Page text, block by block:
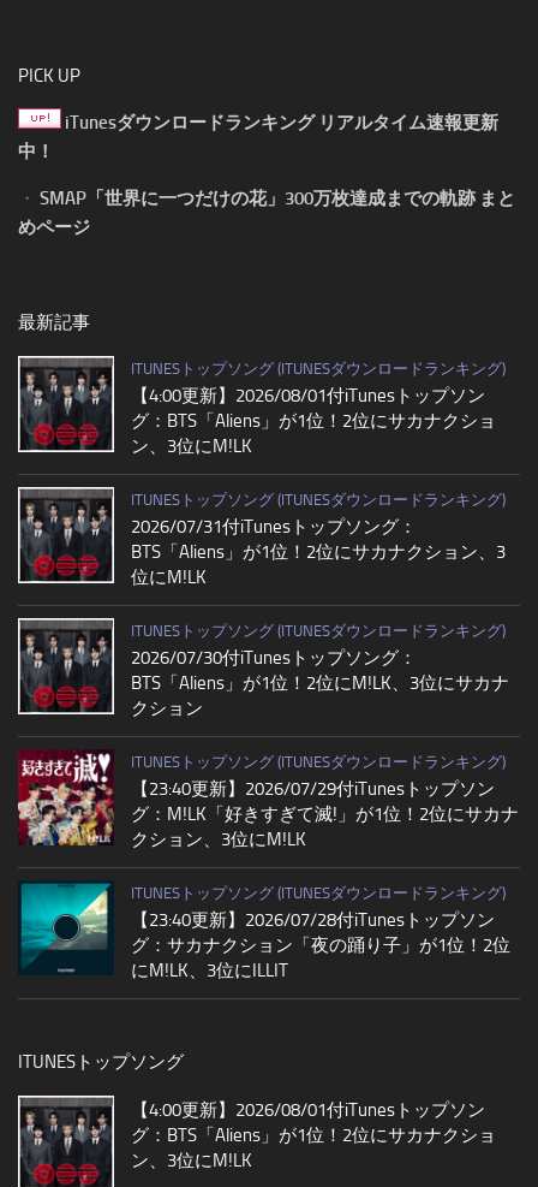
PICK UP
iTunesダウンロードランキング リアルタイム速報更新
中！
・ SMAP「世界に一つだけの花」300万枚達成までの軌跡 まと
めページ
最新記事
ITUNESトップソング (ITUNESダウンロードランキング)
【4:00更新】2026/08/01付iTunesトップソン
グ：BTS「Aliens」が1位！2位にサカナクショ
ン、3位にM!LK
ITUNESトップソング (ITUNESダウンロードランキング)
2026/07/31付iTunesトップソング：
BTS「Aliens」が1位！2位にサカナクション、3
位にM!LK
ITUNESトップソング (ITUNESダウンロードランキング)
2026/07/30付iTunesトップソング：
BTS「Aliens」が1位！2位にM!LK、3位にサカナ
クション
ITUNESトップソング (ITUNESダウンロードランキング)
【23:40更新】2026/07/29付iTunesトップソン
グ：M!LK「好きすぎて滅!」が1位！2位にサカナ
クション、3位にM!LK
ITUNESトップソング (ITUNESダウンロードランキング)
【23:40更新】2026/07/28付iTunesトップソン
グ：サカナクション「夜の踊り子」が1位！2位
にM!LK、3位にILLIT
ITUNESトップソング
【4:00更新】2026/08/01付iTunesトップソン
グ：BTS「Aliens」が1位！2位にサカナクショ
ン、3位にM!LK